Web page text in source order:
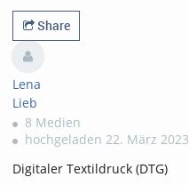
views
favorites
Share
Lena
Lieb
8 Medien
hochgeladen 22. März 2023
Digitaler Textildruck (DTG)